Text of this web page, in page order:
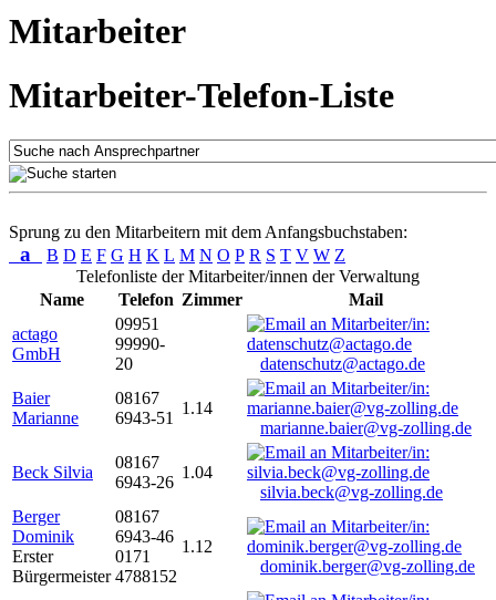
Mitarbeiter
Mitarbeiter-Telefon-Liste
Sprung zu den Mitarbeitern mit dem Anfangsbuchstaben:
a B D E F G H K L M N O P R S T V W Z
Telefonliste der Mitarbeiter/innen der Verwaltung
Name
Telefon Zimmer
Mail
actago
GmbH
09951
99990-
20
datenschutz@actago.de
Baier
Marianne
08167
6943-51
1.14
marianne.baier@vg-zolling.de
Beck Silvia
08167
6943-26
1.04
silvia.beck@vg-zolling.de
Berger
Dominik
Erster
Bürgermeister
08167
6943-46
0171
4788152
1.12
dominik.berger@vg-zolling.de